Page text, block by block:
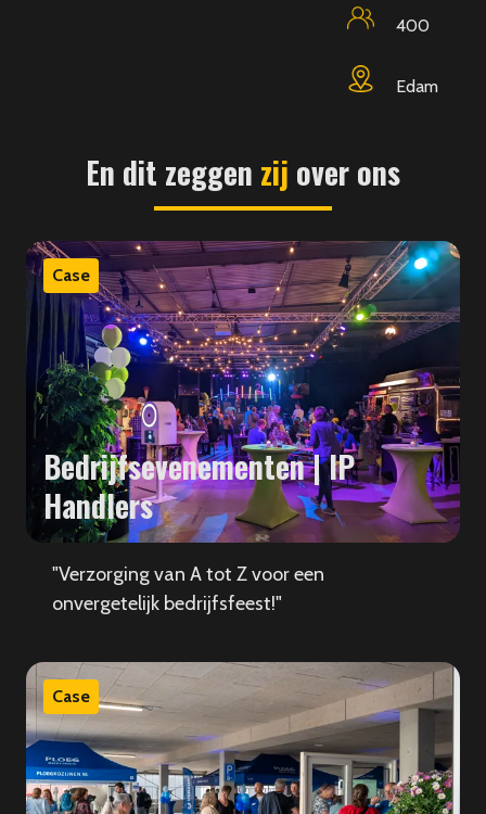
En dit zeggen zij over ons
Case
Bedrijfsevenementen | IP
Handlers
"Verzorging van A tot Z voor een
onvergetelijk bedrijfsfeest!"
Case